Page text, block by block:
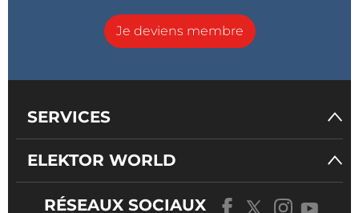
Je deviens membre
SERVICES
ELEKTOR WORLD
RÉSEAUX SOCIAUX